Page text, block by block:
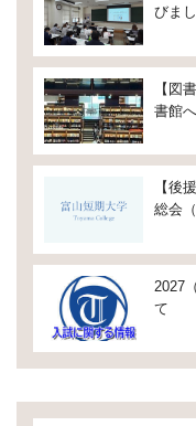
びま
【図
書館
【後
総会
2027
て